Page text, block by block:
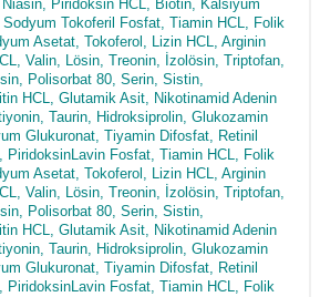
Piridoksin HCL, Biotin, Kalsiyum
Tokoferil Fosfat, Tiamin HCL, Folik
Asetat, Tokoferol, Lizin HCL, Arginin
Valin, Lösin, Treonin, İzolösin, Triptofan,
Polisorbat 80, Serin, Sistin,
HCL, Glutamik Asit, Nikotinamid Adenin
Taurin, Hidroksiprolin, Glukozamin
Glukuronat, Tiyamin Difosfat, Retinil
PiridoksinLavin Fosfat, Tiamin HCL, Folik
Asetat, Tokoferol, Lizin HCL, Arginin
Valin, Lösin, Treonin, İzolösin, Triptofan,
Polisorbat 80, Serin, Sistin,
HCL, Glutamik Asit, Nikotinamid Adenin
Taurin, Hidroksiprolin, Glukozamin
Glukuronat, Tiyamin Difosfat, Retinil
PiridoksinLavin Fosfat, Tiamin HCL, Folik